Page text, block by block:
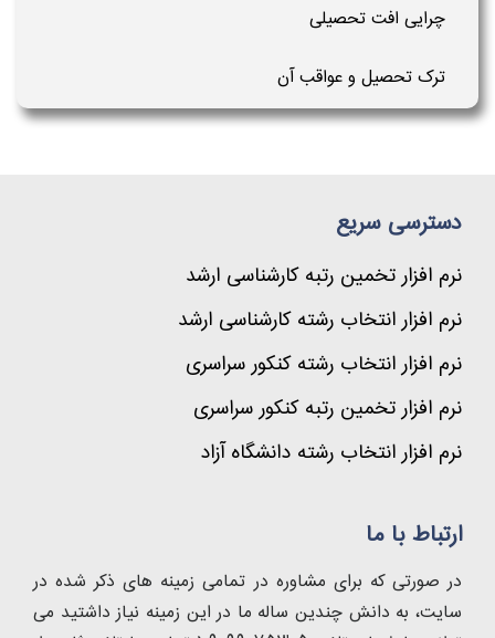
چرایی افت تحصیلی
ترک تحصیل و عواقب آن
دسترسی سریع
نرم افزار تخمین رتبه کارشناسی ارشد
نرم افزار انتخاب رشته کارشناسی ارشد
نرم افزار انتخاب رشته کنکور سراسری
نرم افزار تخمین رتبه کنکور سراسری
نرم افزار انتخاب رشته دانشگاه آزاد
ارتباط با ما
در صورتی که برای مشاوره در تمامی زمینه های ذکر شده در
سایت، به دانش چندین ساله ما در این زمینه نیاز داشتید می